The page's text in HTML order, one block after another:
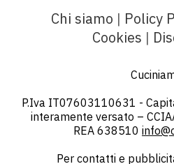
Chi siamo | Policy
Cookies |
P.Iva IT07603110631 -
interamente versato –
REA 638510
Per contatti e